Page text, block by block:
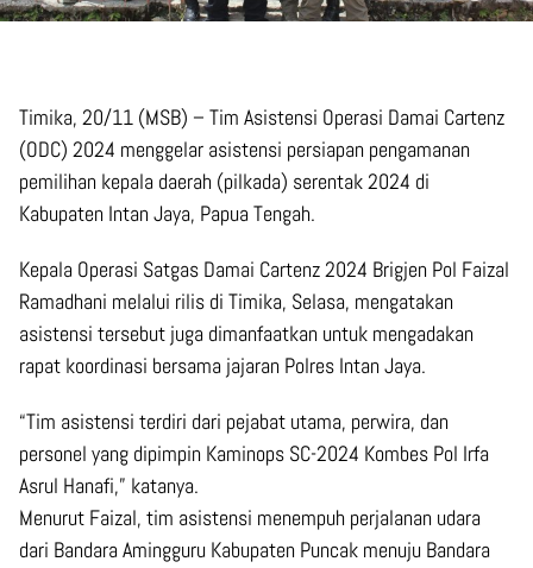
Timika, 20/11 (MSB) – Tim Asistensi Operasi Damai Cartenz
(ODC) 2024 menggelar asistensi persiapan pengamanan
pemilihan kepala daerah (pilkada) serentak 2024 di
Kabupaten Intan Jaya, Papua Tengah.
Kepala Operasi Satgas Damai Cartenz 2024 Brigjen Pol Faizal
Ramadhani melalui rilis di Timika, Selasa, mengatakan
asistensi tersebut juga dimanfaatkan untuk mengadakan
rapat koordinasi bersama jajaran Polres Intan Jaya.
“Tim asistensi terdiri dari pejabat utama, perwira, dan
personel yang dipimpin Kaminops SC-2024 Kombes Pol Irfa
Asrul Hanafi,” katanya.
Menurut Faizal, tim asistensi menempuh perjalanan udara
dari Bandara Amingguru Kabupaten Puncak menuju Bandara